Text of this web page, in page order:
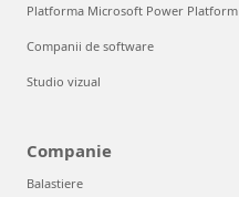
Platforma Microsoft Power Platform
Companii de software
Studio vizual
Companie
Balastiere